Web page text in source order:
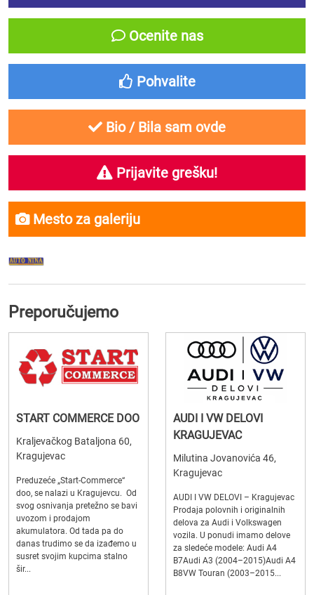
Ocenite nas
Pohvalite
Bio / Bila sam ovde
Prijavite grešku!
Mesto za galeriju
Preporučujemo
START COMMERCE DOO
Kraljevačkog Bataljona 60,
Kragujevac
Preduzeće „Start-Commerce“
doo, se nalazi u Kragujevcu. Od
svog osnivanja pretežno se bavi
uvozom i prodajom
akumulatora. Od tada pa do
danas trudimo se da izađemo u
susret svojim kupcima stalno
šir...
AUDI I VW DELOVI
KRAGUJEVAC
Milutina Jovanovića 46,
Kragujevac
AUDI I VW DELOVI – Kragujevac
Prodaja polovnih i originalnih
delova za Audi i Volkswagen
vozila. U ponudi imamo delove
za sledeće modele: Audi A4
B7Audi A3 (2004–2015)Audi A4
B8VW Touran (2003–2015...